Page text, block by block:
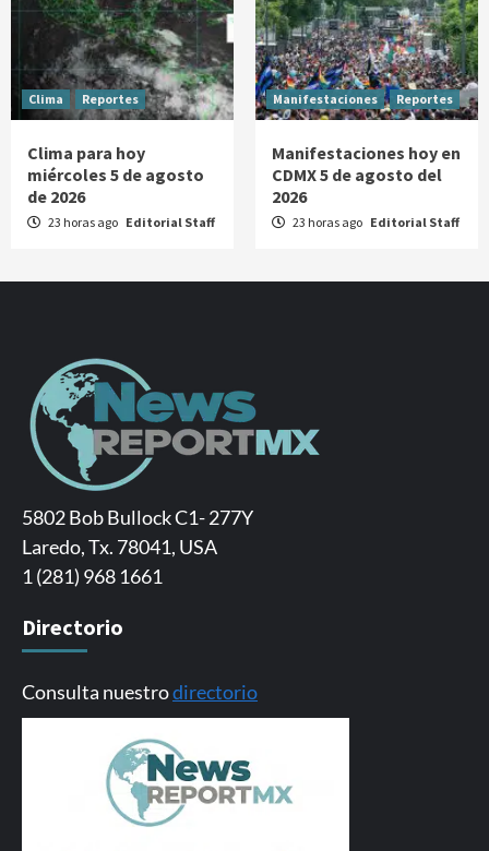
Clima Reportes
Clima para hoy
miércoles 5 de agosto
de 2026
23 horas ago Editorial Staff
Manifestaciones Reportes
Manifestaciones hoy en
CDMX 5 de agosto del
2026
23 horas ago Editorial Staff
5802 Bob Bullock C1- 277Y
Laredo, Tx. 78041, USA
1 (281) 968 1661
Directorio
Consulta nuestrodirectorio